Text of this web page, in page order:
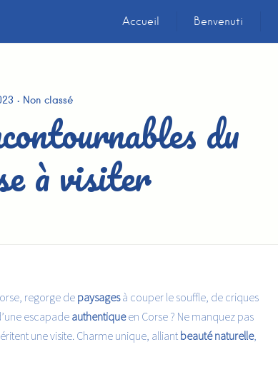
Accueil Benvenuti
Non classé
du
à visiter
regorge de paysagesà couper le souffle, de criques
escapade authentiqueen Corse ? Ne manquez pas
une visite. Charme unique, alliantbeauté naturelle,